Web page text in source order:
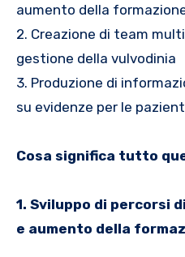
aumento della
2. Creazione di team
gestione della vulvodinia
3. Produzione di
su evidenze per le
Cosa significa tutto
1. Sviluppo di percorsi
e aumento della